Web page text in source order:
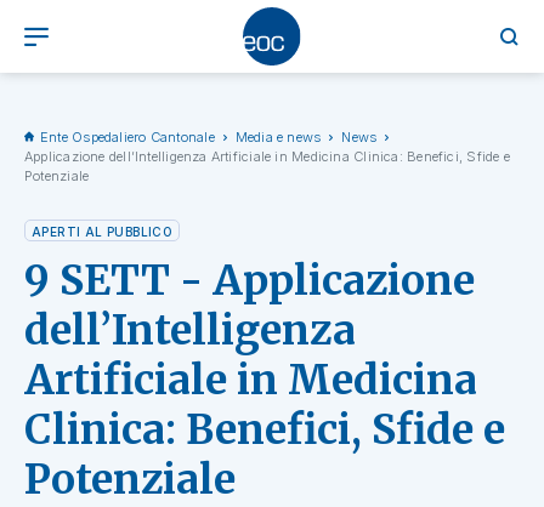
Ente Ospedaliero Cantonale Media e news
News
Applicazione dell’Intelligenza Artificiale in Medicina Clinica: Benefici, Sfide e
Potenziale
APERTI AL PUBBLICO
9 SETT - Applicazione
dell’Intelligenza
Artificiale in Medicina
Clinica: Benefici, Sfide e
Potenziale